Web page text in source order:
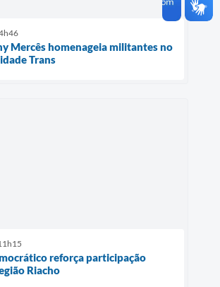
Mercês homenageia militantes no
Trans
reforça participação
Riacho